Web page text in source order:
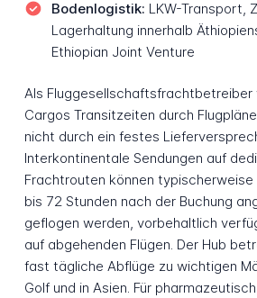
Bodenlogistik: LKW-Transport,
Lagerhaltung innerhalb
Ethiopian Joint Venture
Als Fluggesellschaftsfrachtbetreiber
Cargos Transitzeiten durch
nicht durch ein festes
Interkontinentale Sendungen auf
Frachtrouten können typischerweise
bis 72 Stunden nach der Buchung
geflogen werden, vorbehaltlich
auf abgehenden Flügen. Der Hub
fast tägliche Abflüge zu wichtigen
Golf und in Asien. Für